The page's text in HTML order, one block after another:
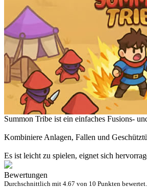
Summon Tribe ist ein einfaches Fusions-
Kombiniere Anlagen, Fallen und
Es ist leicht zu spielen, eignet sich
Bewertungen
Durchschnittlich mit 4.67 von 10 Punkten